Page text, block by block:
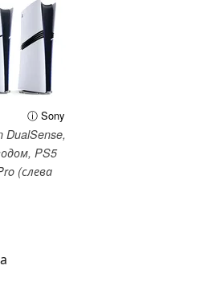
ⓘ Sony
DualSense,
PS5
(слева